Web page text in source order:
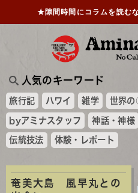
人気のキーワード
旅行記 ハワイ 雑学 世界
byアミナスタッフ 神話・神様
伝統技法 体験・レポート
★隙間時間にコラムを読む
奄美大島 風早丸との